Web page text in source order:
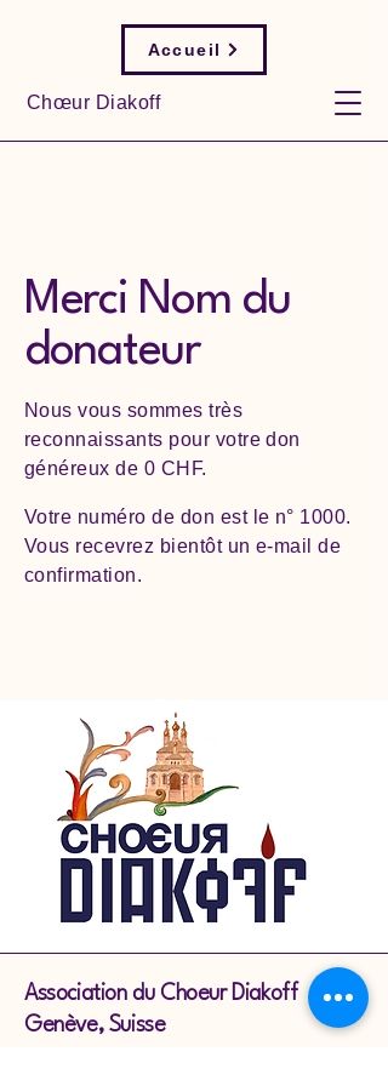
Chœur Diakoff
Accueil
Merci Nom du
donateur
Nous vous sommes très
reconnaissants pour votre don
généreux de 0 CHF.
Votre numéro de don est le n° 1000.
Vous recevrez bientôt un e‑mail de
confirmation.
Association du Choeur Diakoff
Genève, Suisse